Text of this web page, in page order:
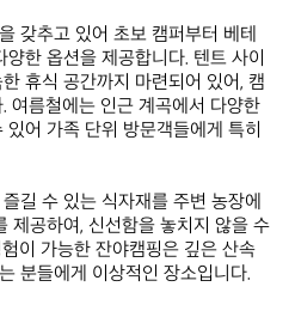
갖추고 있어 초보 캠퍼부터 베테
한 옵션을 제공합니다. 텐트 사이
휴식 공간까지 마련되어 있어, 캠
여름철에는 인근 계곡에서 다양한
어 가족 단위 방문객들에게 특히
길 수 있는 식자재를 주변 농장에
제공하여, 신선함을 놓치지 않을 수
이 가능한 잔야캠핑은 깊은 산속
분들에게 이상적인 장소입니다.